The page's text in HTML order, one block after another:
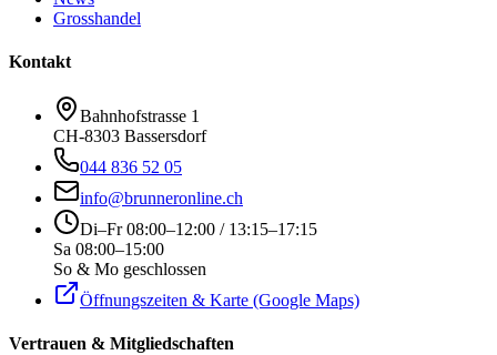
Grosshandel
Kontakt
Bahnhofstrasse 1
CH-8303 Bassersdorf
044 836 52 05
info@brunneronline.ch
Di–Fr 08:00–12:00 / 13:15–17:15
Sa 08:00–15:00
So & Mo geschlossen
Öffnungszeiten & Karte (Google Maps)
Vertrauen & Mitgliedschaften